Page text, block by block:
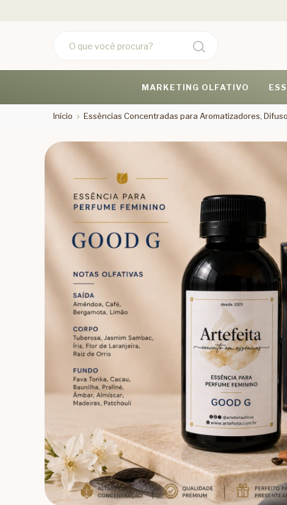
MARKETING OLFATIVO
Início Essências Concentradas para Aromatizadores,